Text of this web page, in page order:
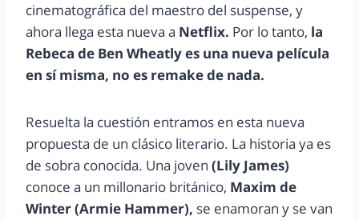
cinematográfica del maestro del suspense, y
ahora llega esta nueva a Netflix. Por lo tanto, la
Rebeca de Ben Wheatly es una nueva película
en sí misma, no es remake de nada.
Resuelta la cuestión entramos en esta nueva
propuesta de un clásico literario. La historia ya es
de sobra conocida. Una joven (Lily James)
conoce a un millonario británico, Maxim de
Winter (Armie Hammer), se enamoran y se van